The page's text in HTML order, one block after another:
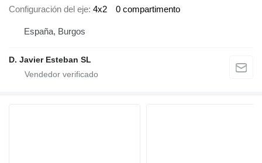
Configuración del eje 4x2 0 compartimento
España, Burgos
D. Javier Esteban SL